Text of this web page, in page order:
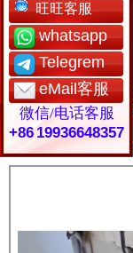
旺旺客服
whatsapp
Telegrem
eMail客服
微信/电话客服
+86 19936648357